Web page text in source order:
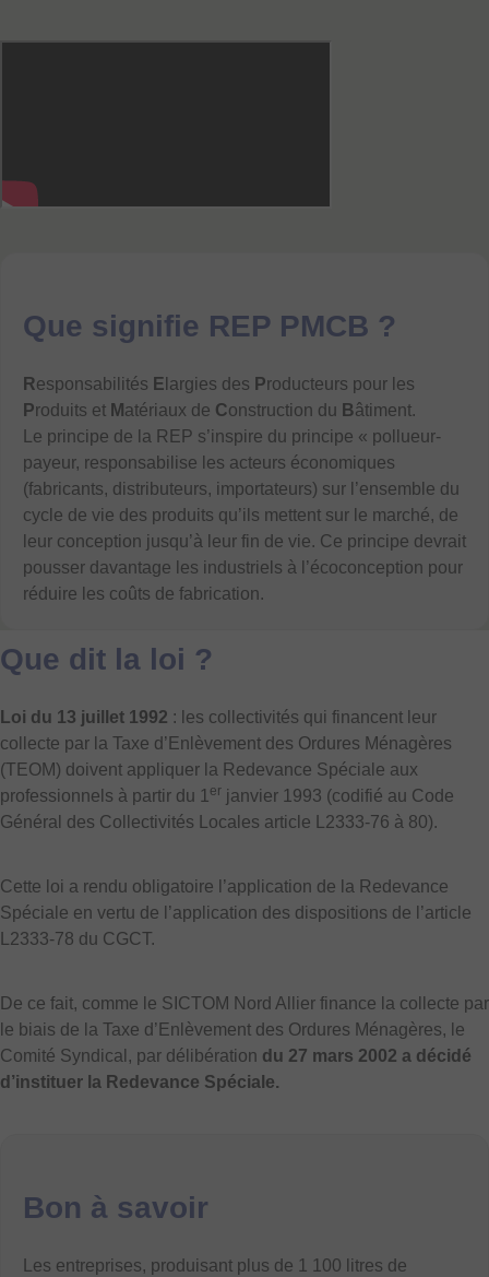
Que signifie REP PMCB ?
Responsabilités E largies des Producteurs pour les
Produits et M atériaux de Construction du Bâtiment.
Le principe de la REP s’inspire du principe « pollueur-
payeur, responsabilise les acteurs économiques
(fabricants, distributeurs, importateurs) sur l’ensemble du
cycle de vie des produits qu’ils mettent sur le marché, de
leur conception jusqu’à leur fin de vie. Ce principe devrait
pousser davantage les industriels à l’écoconception pour
réduire les coûts de fabrication.
Que dit la loi ?
Loi du 13 juillet 1992 : les collectivités qui financent leur
collecte par la Taxe d’Enlèvement des Ordures Ménagères
(TEOM) doivent appliquer la Redevance Spéciale aux
professionnels à partir du 1 er janvier 1993 (codifié au Code
Général des Collectivités Locales article L2333-76 à 80).
Cette loi a rendu obligatoire l’application de la Redevance
Spéciale en vertu de l’application des dispositions de l’article
L2333-78 du CGCT.
De ce fait, comme le SICTOM Nord Allier finance la collecte par
le biais de la Taxe d’Enlèvement des Ordures Ménagères, le
Comité Syndical, par délibération du 27 mars 2002 a décidé
d’instituer la Redevance Spéciale.
Bon à savoir
Les entreprises, produisant plus de 1 100 litres de